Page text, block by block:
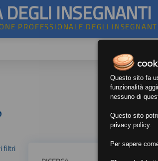
DEGLI INSEGNANTI
PROFESSIONALE DEGLI
filtri
Questo sito fa
funzionalità
nessuno di
Questo sito
privacy policy.
Per sapere